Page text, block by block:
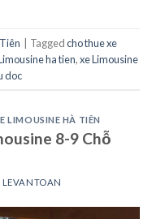
| Taggedcho thue xe
ha tien,xe Limousine
doc
LIMOUSINE HÀ TIÊN
8-9 Chỗ
LEVANTOAN